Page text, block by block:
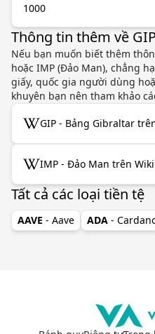
1000
Thông tin thêm về
Nếu bạn muốn biết thêm
hoặc IMP (Đảo Man), chẳng
giấy, quốc gia người dùng
khuyên bạn nên tham khảo
GIP - Bảng Gibraltar
IMP - Đảo Man trên
Tất cả các loại tiền tệ
AAVE - Aave ADA -